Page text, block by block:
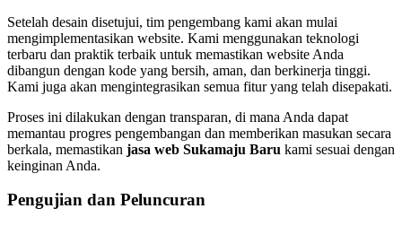
Setelah desain disetujui, tim pengembang kami akan mulai
mengimplementasikan website. Kami menggunakan teknologi
terbaru dan praktik terbaik untuk memastikan website Anda
dibangun dengan kode yang bersih, aman, dan berkinerja tinggi.
Kami juga akan mengintegrasikan semua fitur yang telah disepakati.
Proses ini dilakukan dengan transparan, di mana Anda dapat
memantau progres pengembangan dan memberikan masukan secara
berkala, memastikan jasa web Sukamaju Baru kami sesuai dengan
keinginan Anda.
Pengujian dan Peluncuran